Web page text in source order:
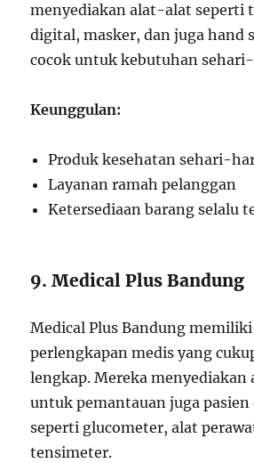
menyediakan alat-alat seperti
digital, masker, dan juga hand
cocok untuk kebutuhan
Keunggulan:
Produk kesehatan sehari-
Layanan ramah pelanggan
Ketersediaan barang selalu
9. Medical Plus Bandung
Medical Plus Bandung
perlengkapan medis yang
lengkap. Mereka menyediakan
untuk pemantauan juga pasien
seperti glucometer, alat
tensimeter.